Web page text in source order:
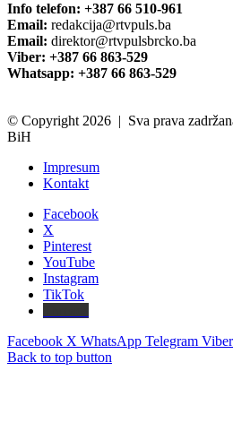
Info telefon: +387 66 510-961
Email: redakcija@rtvpuls.ba
Email: direktor@rtvpulsbrcko.ba
Viber: +387 66 863-529
Whatsapp: +387 66 863-529
© Copyright 2026 | Sva prava
BiH
Impresum
Kontakt
Facebook
X
Pinterest
YouTube
Instagram
TikTok
Facebook X WhatsApp Telegram Viber
Back to top button